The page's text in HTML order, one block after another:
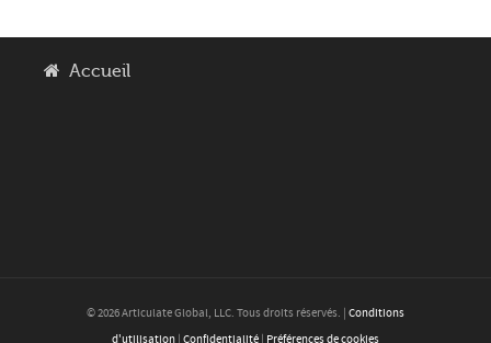
Accueil
© 2026 Articulate Global, LLC. Tous droits réservés. | Conditions
d'utilisation Confidentialité Préférences de cookies